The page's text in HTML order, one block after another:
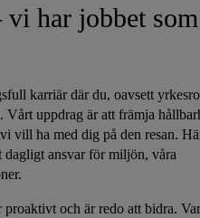
vi har jobbet som
karriär där du, oavsett
uppdrag är att främja
vill ha med dig på den resan.
dagligt ansvar för miljön, våra
och är redo att bidra.